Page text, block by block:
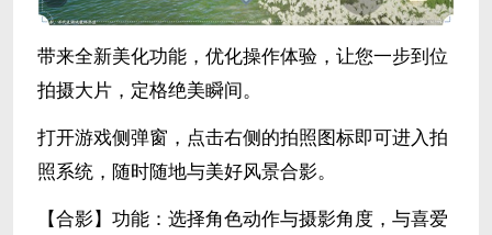
带来全新美化功能，优化操作体验，让您一步到位
拍摄大片，定格绝美瞬间。
打开游戏侧弹窗，点击右侧的拍照图标即可进入拍
照系统，随时随地与美好风景合影。
【合影】功能：选择角色动作与摄影角度，与喜爱